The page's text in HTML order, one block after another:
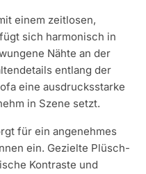
einem zeitlosen,
sich harmonisch in
Nähte an der
entlang der
eine ausdrucksstarke
in Szene setzt.
für ein angenehmes
ein. Gezielte Plüsch-
Kontraste und